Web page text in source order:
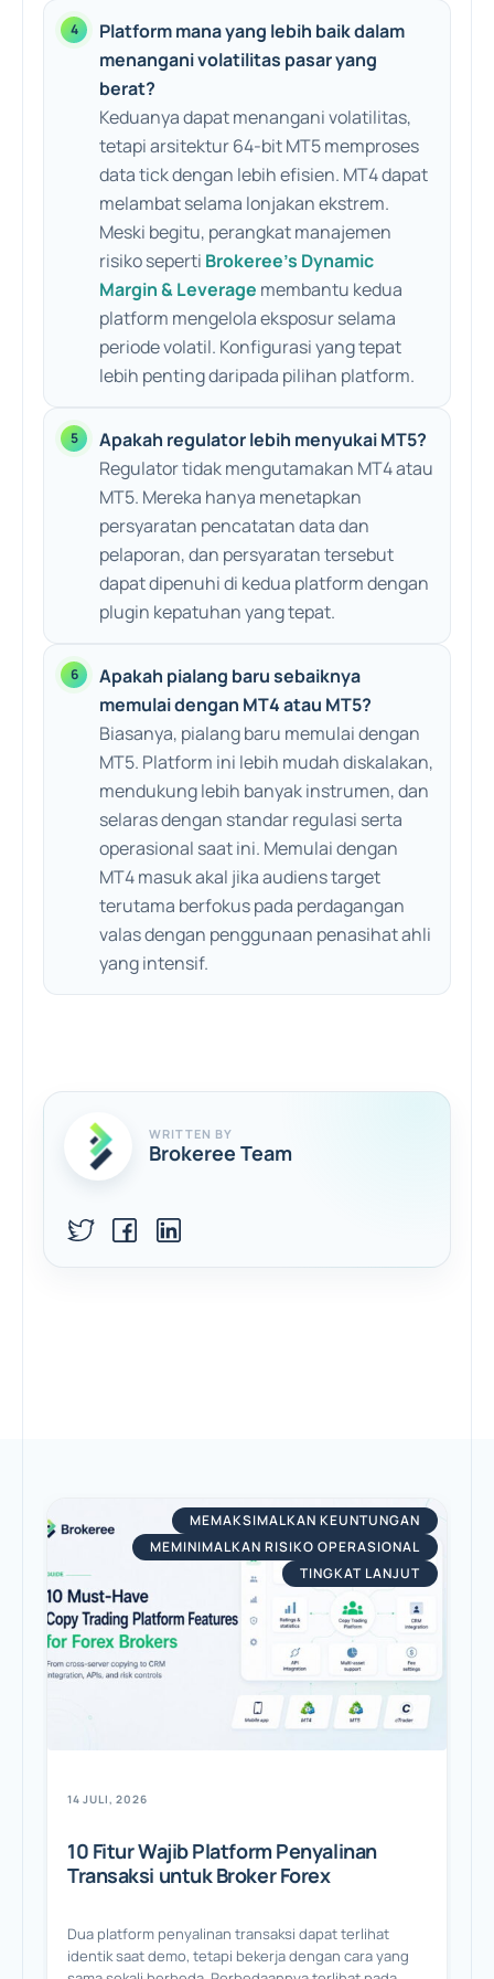
Platform mana yang lebih baik dalam
menangani volatilitas pasar yang
berat?
Keduanya dapat menangani volatilitas,
tetapi arsitektur 64-bit MT5 memproses
data tick dengan lebih efisien. MT4 dapat
melambat selama lonjakan ekstrem.
Meski begitu, perangkat manajemen
risiko seperti Brokeree’s Dynamic
Margin & Leverage membantu kedua
platform mengelola eksposur selama
periode volatil. Konfigurasi yang tepat
lebih penting daripada pilihan platform.
Apakah regulator lebih menyukai MT5?
Regulator tidak mengutamakan MT4 atau
MT5. Mereka hanya menetapkan
persyaratan pencatatan data dan
pelaporan, dan persyaratan tersebut
dapat dipenuhi di kedua platform dengan
plugin kepatuhan yang tepat.
Apakah pialang baru sebaiknya
memulai dengan MT4 atau MT5?
Biasanya, pialang baru memulai dengan
MT5. Platform ini lebih mudah diskalakan,
mendukung lebih banyak instrumen, dan
selaras dengan standar regulasi serta
operasional saat ini. Memulai dengan
MT4 masuk akal jika audiens target
terutama berfokus pada perdagangan
valas dengan penggunaan penasihat ahli
yang intensif.
WRITTEN BY
Brokeree Team
MEMAKSIMALKAN KEUNTUNGAN
MEMINIMALKAN RISIKO OPERASIONAL
TINGKAT LANJUT
14 JULI, 2026
10 Fitur Wajib Platform Penyalinan
Transaksi untuk Broker Forex
Dua platform penyalinan transaksi dapat terlihat
identik saat demo, tetapi bekerja dengan cara yang